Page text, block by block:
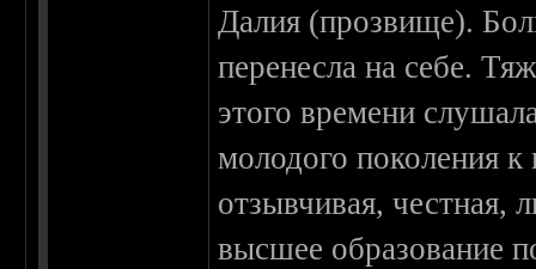
Далия (прозвище).
перенесла на себе.
этого времени
молодого поколения
отзывчивая,
высшее образование